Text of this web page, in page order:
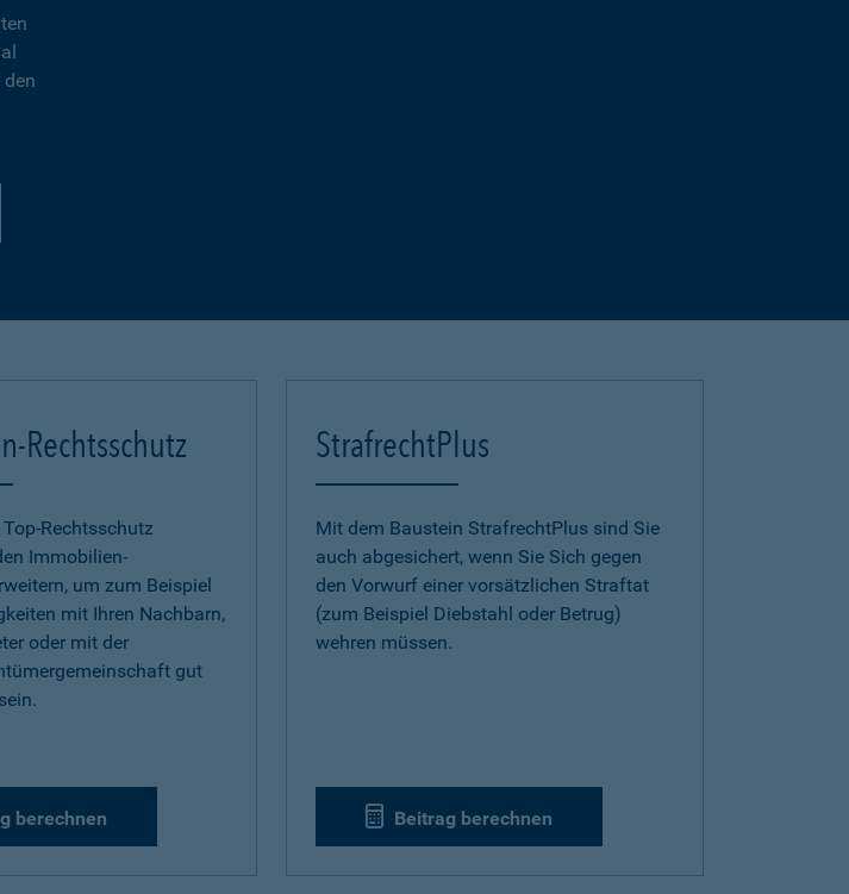
Rechtsschutz
Rechtsschutz
Immobilien-
um zum Beispiel
mit Ihren Nachbarn,
oder mit der
gut
berechnen
StrafrechtPlus
Mit dem Baustein StrafrechtPlus sind Sie
auch abgesichert, wenn Sie Sich gegen
den Vorwurf einer vorsätzlichen Straftat
(zum Beispiel Diebstahl oder Betrug)
wehren müssen.
Beitrag berechnen